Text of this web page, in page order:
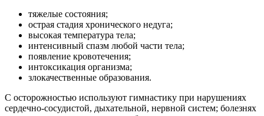
тяжелые состояния;
острая стадия хронического недуга;
высокая температура тела;
интенсивный спазм любой части тела;
появление кровотечения;
интоксикация организма;
злокачественные образования.
С осторожностью используют гимнастику при нарушениях
сердечно-сосудистой, дыхательной, нервной систем; болезнях